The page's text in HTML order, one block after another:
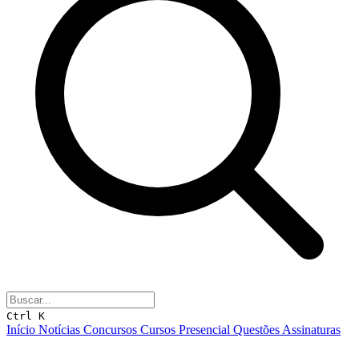
Ctrl K
Início Notícias Concursos Cursos Presencial Questões Assinaturas